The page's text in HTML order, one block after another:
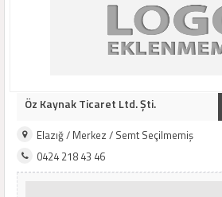
Öz Kaynak Ticaret Ltd. Şti.
Elazığ / Merkez / Semt Seçilmemiş
0424 218 43 46